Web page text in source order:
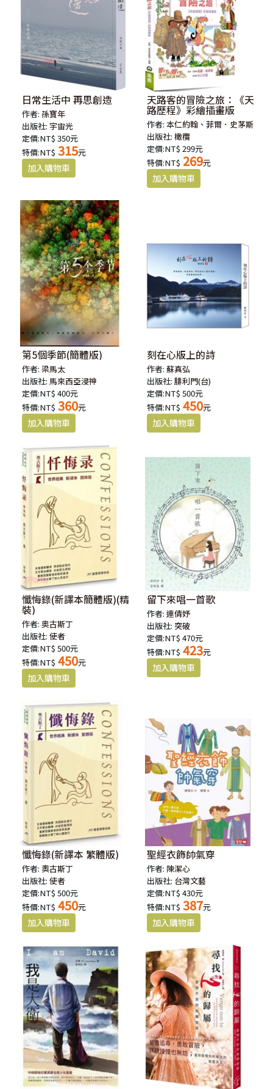
日常生活中 再思創造
作者:孫寶年
出版社: 宇宙光
定價:NT$ 350元
特價:NT$ 315元
天路客的冒險之旅：《天
路歷程》彩繪插畫版
作者:本仁約翰、菲爾．史茅斯
出版社:橄欖
定價:NT$ 299元
特價:NT$ 269元
第5個季節(簡體版)
作者:梁馬太
出版社:馬來西亞浸神
定價:NT$ 400元
特價:NT$ 360元
刻在心版上的詩
作者:蘇真弘
出版社:腓利門(台)
定價:NT$ 500元
特價:NT$ 450元
懺悔錄(新譯本簡體版)(精
裝)
作者:奥古斯丁
出版社:使者
定價:NT$ 500元
特價:NT$ 450元
留下來唱一首歌
作者:連倩妤
出版社: 突破
定價:NT$ 470元
特價:NT$ 423元
懺悔錄(新譯本 繁體版)
作者: 奧古斯丁
出版社:使者
定價:NT$ 500元
特價:NT$ 450元
聖經衣飾帥氣穿
作者: 陳潔心
出版社: 台灣文藝
定價:NT$ 430元
特價:NT$ 387元